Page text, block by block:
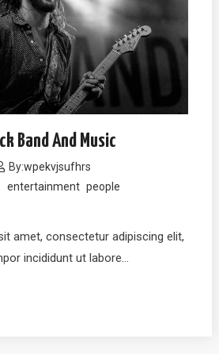
Band And Music
By:wpekvjsufhrs
entertainment people
amet, consectetur adipiscing elit,
incididunt ut labore…